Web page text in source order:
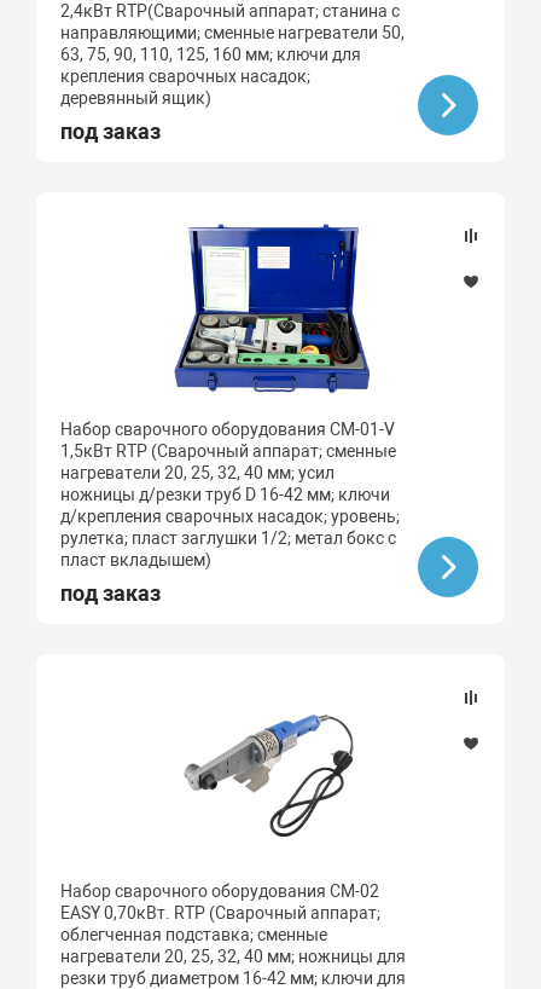
2,4кВт RTP(Сварочный аппарат; станина с
направляющими; сменные нагреватели 50,
63, 75, 90, 110, 125, 160 мм; ключи для
крепления сварочных насадок;
деревянный ящик)
под заказ
Набор сварочного оборудования CM-01-V
1,5кВт RTP (Сварочный аппарат; сменные
нагреватели 20, 25, 32, 40 мм; усил
ножницы д/резки труб D 16-42 мм; ключи
д/крепления сварочных насадок; уровень;
рулетка; пласт заглушки 1/2; метал бокс с
пласт вкладышем)
под заказ
Набор сварочного оборудования CM-02
EASY 0,70кВт. RTP (Сварочный аппарат;
облегченная подставка; сменные
нагреватели 20, 25, 32, 40 мм; ножницы для
резки труб диаметром 16-42 мм; ключи для